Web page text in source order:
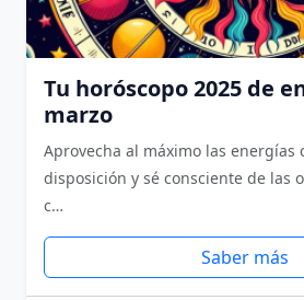
Tu horóscopo 2025 de
marzo
Aprovecha al máximo las energías
disposición y sé consciente de las
c…
Saber más